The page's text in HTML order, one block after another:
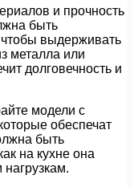
и прочность
быть
выдерживать
металла или
долговечность и
модели с
обеспечат
быть
на кухне она